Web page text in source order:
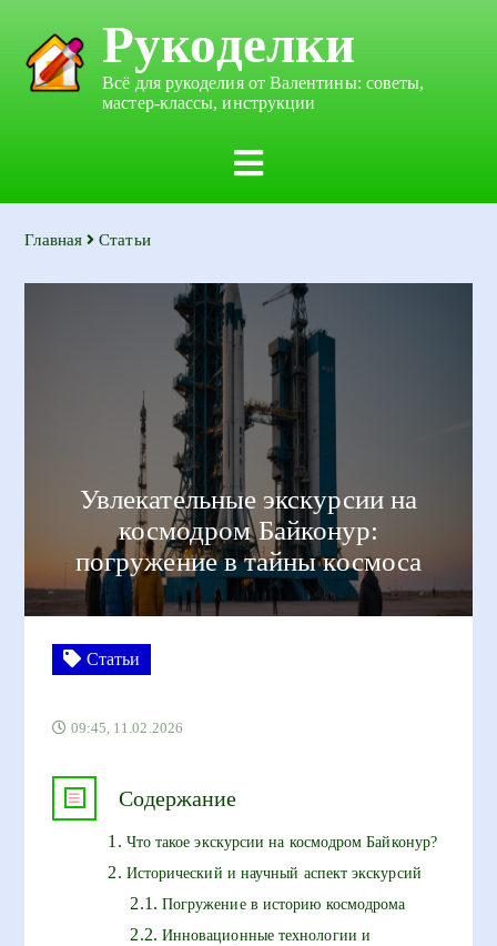
Рукоделки
Всё для рукоделия от Валентины: советы,
мастер-классы, инструкции
Главная Статьи
Увлекательные экскурсии на
космодром Байконур:
погружение в тайны космоса
Статьи
09:45, 11.02.2026
Содержание
Что такое экскурсии на космодром Байконур?
Исторический и научный аспект экскурсий
Погружение в историю космодрома
Инновационные технологии и